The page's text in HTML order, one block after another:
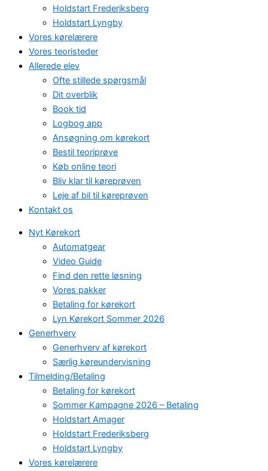
Holdstart Frederiksberg
Holdstart Lyngby
Vores kørelærere
Vores teoristeder
Allerede elev
Ofte stillede spørgsmål
Dit overblik
Book tid
Logbog app
Ansøgning om kørekort
Bestil teoriprøve
Køb online teori
Bliv klar til køreprøven
Leje af bil til køreprøven
Kontakt os
Nyt Kørekort
Automatgear
Video Guide
Find den rette løsning
Vores pakker
Betaling for kørekort
Lyn Kørekort Sommer 2026
Generhverv
Generhverv af kørekort
Særlig køreundervisning
Tilmelding/Betaling
Betaling for kørekort
Sommer Kampagne 2026 – Betaling
Holdstart Amager
Holdstart Frederiksberg
Holdstart Lyngby
Vores kørelærere